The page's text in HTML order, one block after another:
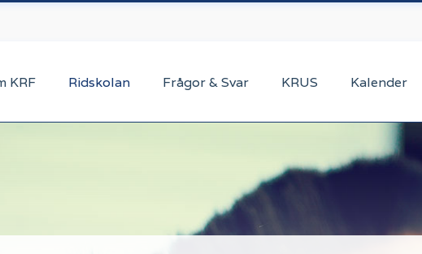
KRF Ridskolan Frågor & Svar KRUS Kalender